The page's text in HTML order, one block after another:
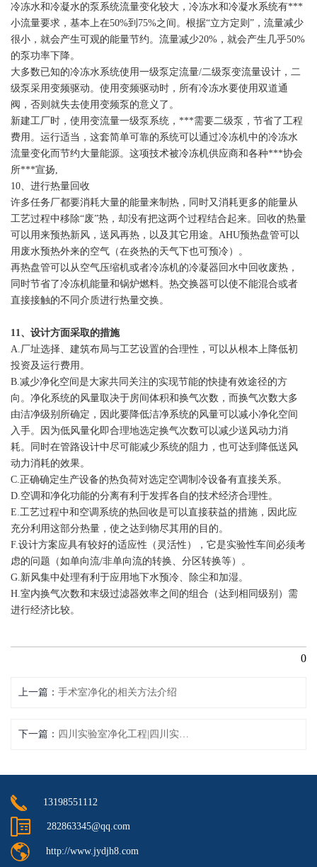
冷冻水和冷凝水的泵系统流量变化较大，冷冻水和冷凝水系统有***
小流量要求，基本上在50%到75%之间。根据“立方定则”，流量减少
很小，就会产生可观的能量节约。流量减少20%，就会产生几乎50%
的泵功率下降。
大多数已知的冷冻水系统使用一级泵定流量/二级泵变流量设计，二
级泵采用变频驱动。使用变频驱动时，所有冷冻水要使用双道通
阀，否则就失去使用变频泵的意义了。
新建工厂时，使用变流量一级泵系统，***需要二级泵，节省了工程
费用。运行适当，这套简单可靠的系统可以通过冷冻机中的冷冻水
流量变化而节约大量能源。这项技术被冷冻机供应商和各种***协会
所***宣扬,
10、进行热量回收
许多任务厂都要消耗大量的能量来制热，同时又消耗更多的能量从
工艺过程中移除“废”热，却没有把这两个过程结合起来。回收的热量
可以用来预热新风，送风再热，以及其它用途。AHU预热盘管可以
用废水预热外来的空气（在炎热的天气下也可预冷）。
再热盘管可以从空气压缩机或者冷冻机的冷凝器回水中回收废热，
同时节省了冷冻机能量和锅炉燃料。热交换器可以使不能混合或者
直接接触的不同介质进行热量交换。
11 、设计方面采取的措施
A.厂址选择、建筑布局与工艺设置的合理性，可以从根本上降低初
投资及运行费用。
B.减少净化空间是大家共同关注的实现节能的快捷有效途径的方
向。净化系统的风量取决于房间体积和换气次数，而换气次数大多
由洁净级别所确定，因此要降低洁净系统的风量可以减小净化空间
入手。因为低风量化即合理地选定换气次数可以减少送风动力消
耗。同时在管路设计中尽可能减少系统的阻力，也可达到降低送风
动力消耗的效果。
C.正确确定生产设备的热负荷对选定空调制冷设备有直接关系。
D.空调和净化功能的分离有利于发挥各自的技术经济合理性。
E.工艺过程中和空调系统的热回收是可以直接获益的措施，因此应
充分利用这部分热量，使之达到物尽其用的目的。
F.设计方案应具有较好的适应性（灵活性），它是实验性车间必须考
虑的问题（如单向流/非单向流的转换、分区转换等）。
G.新风集中处理有利于应用地下水预冷、除尘和加湿。
H.室内换气次数和末级过滤器效率之间的组合（达到相同级别）需
进行经济比较。
0
上一篇 手术室净化的相关方法介绍
下一篇
13198551112
282863345@qq.com
http://www.jydjh8.com